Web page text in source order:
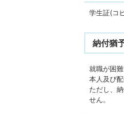
学生証(コ
納付猶
就職が困
本人及び
ただし、
せん。